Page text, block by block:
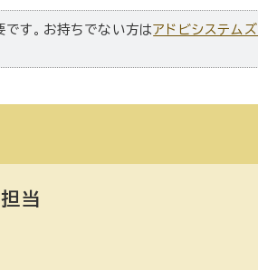
です。お持ちでない方はアドビシステム
当